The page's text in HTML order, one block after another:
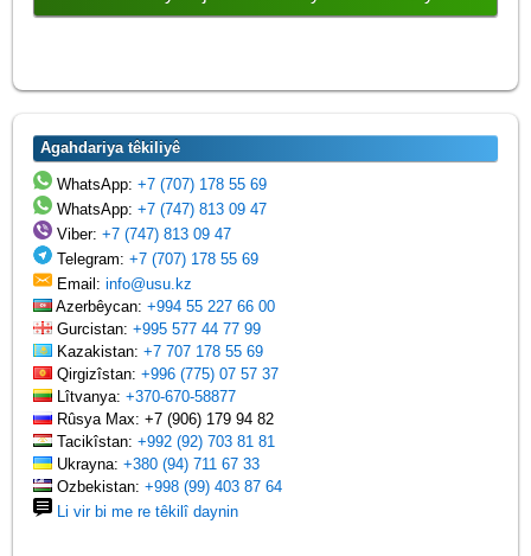
Agahdariya têkiliyê
WhatsApp:+7 (707) 178 55 69
WhatsApp:+7 (747) 813 09 47
Viber:+7 (747) 813 09 47
Telegram:+7 (707) 178 55 69
Email:info@usu.kz
Azerbêycan:+994 55 227 66 00
Gurcistan:+995 577 44 77 99
Kazakistan:+7 707 178 55 69
Qirgizîstan:+996 (775) 07 57 37
Lîtvanya:+370-670-58877
Rûsya Max: +7 (906) 179 94 82
Tacikîstan:+992 (92) 703 81 81
Ukrayna:+380 (94) 711 67 33
Ozbekistan:+998 (99) 403 87 64
Li vir bi me re têkilî daynin